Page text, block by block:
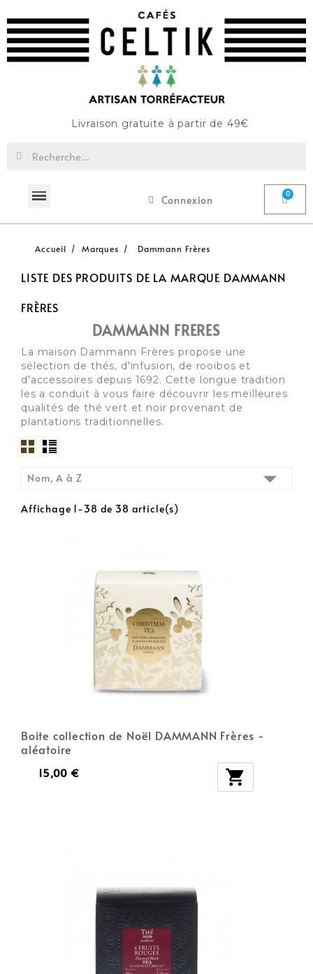
Livraison gratuite à partir de 49€
Connexion
Accueil Marques Dammann Frères
LISTE DES PRODUITS DE LA MARQUE DAMMANN
FRÈRES
DAMMANN FRERES
La maison Dammann Frères propose une
sélection de thés, d'infusion, de rooibos et
d'accessoires depuis 1692. Cette longue tradition
les a conduit à vous faire découvrir les meilleures
qualités de thé vert et noir provenant de
plantations traditionnelles.
Nom, A à Z 
Affichage 1-38 de 38 article(s)
Boite collection de Noël DAMMANN Frères -
aléatoire
15,00 € 